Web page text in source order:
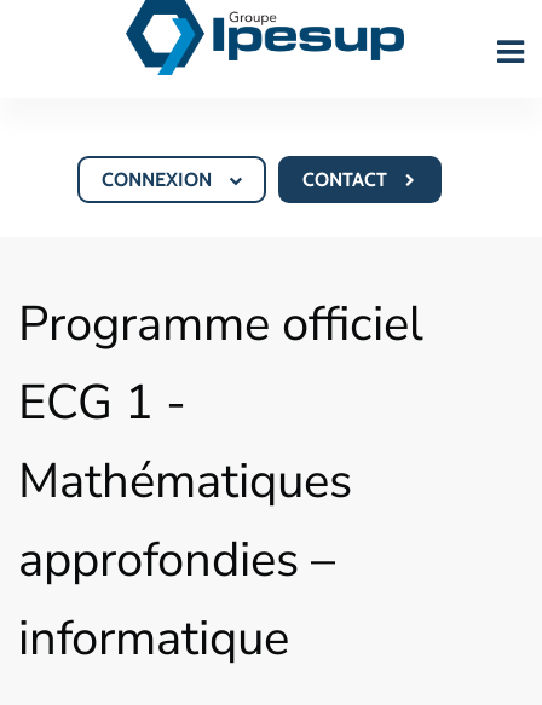
CONTACT
CONNEXION
Programme officiel
ECG 1 -
Mathématiques
approfondies –
informatique